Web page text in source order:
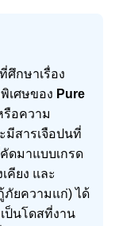
ศึกษาเรื่อง
เศษของ Pure
รือความ
มีสารเจือปนที่
ดมาแบบเกรด
คียง และ
ภัยความแก่) ได้
ป็นโดสที่งาน